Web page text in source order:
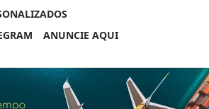
ANUNCIE AQUI